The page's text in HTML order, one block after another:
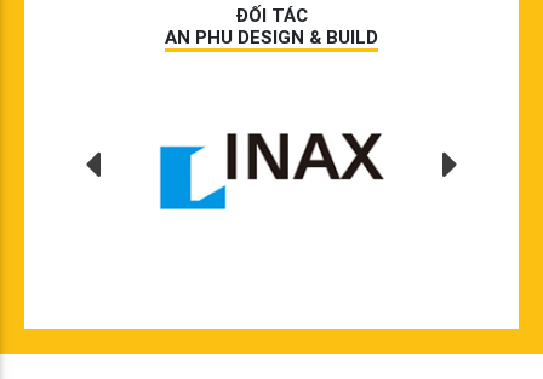
ĐỐI TÁC
AN PHU DESIGN & BUILD